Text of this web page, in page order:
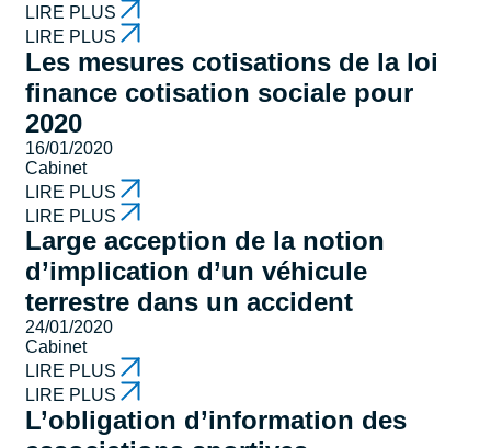
LIRE PLUS
LIRE PLUS
Les mesures cotisations de la loi
finance cotisation sociale pour
2020
16/01/2020
Cabinet
LIRE PLUS
LIRE PLUS
Large acception de la notion
d’implication d’un véhicule
terrestre dans un accident
24/01/2020
Cabinet
LIRE PLUS
LIRE PLUS
L’obligation d’information des